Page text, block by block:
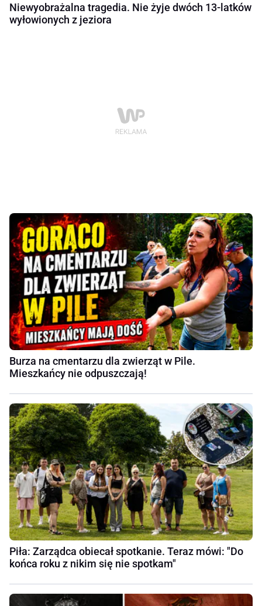
Niewyobrażalna tragedia. Nie żyje dwóch 13-latków
wyłowionych z jeziora
Burza na cmentarzu dla zwierząt w Pile.
Mieszkańcy nie odpuszczają!
Piła: Zarządca obiecał spotkanie. Teraz mówi: "Do
końca roku z nikim się nie spotkam"